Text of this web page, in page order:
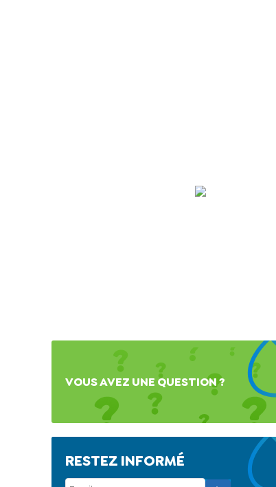
VOUS AVEZ UNE QUESTION ?
RESTEZ INFORMÉ